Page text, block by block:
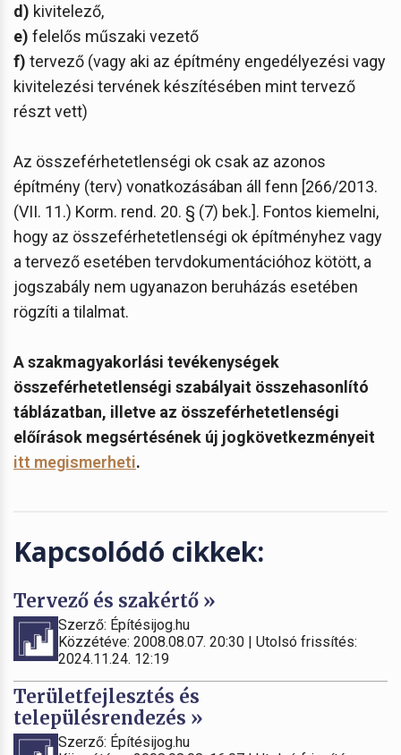
d) kivitelező,
e) felelős műszaki vezető
f) tervező (vagy aki az építmény engedélyezési vagy
kivitelezési tervének készítésében mint tervező
részt vett)
Az összeférhetetlenségi ok csak az azonos
építmény (terv) vonatkozásában áll fenn [266/2013.
(VII. 11.) Korm. rend. 20. § (7) bek.]. Fontos kiemelni,
hogy az összeférhetetlenségi ok építményhez vagy
a tervező esetében tervdokumentációhoz kötött, a
jogszabály nem ugyanazon beruházás esetében
rögzíti a tilalmat.
A szakmagyakorlási tevékenységek
összeférhetetlenségi szabályait összehasonlító
táblázatban, illetve az összeférhetetlenségi
előírások megsértésének új jogkövetkezményeit
itt megismerheti.
Kapcsolódó cikkek:
Tervező és szakértő »
Szerző: Építésijog.hu
Közzétéve: 2008.08.07. 20:30 | Utolsó frissítés:
2024.11.24. 12:19
Területfejlesztés és
településrendezés »
Szerző: Építésijog.hu